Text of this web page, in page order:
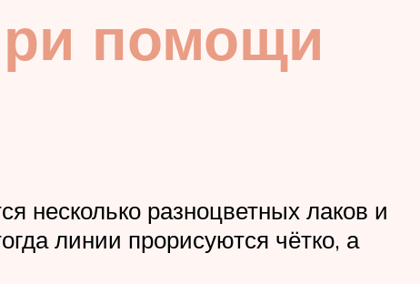
помощи
несколько разноцветных лаков и
линии прорисуются чётко, а